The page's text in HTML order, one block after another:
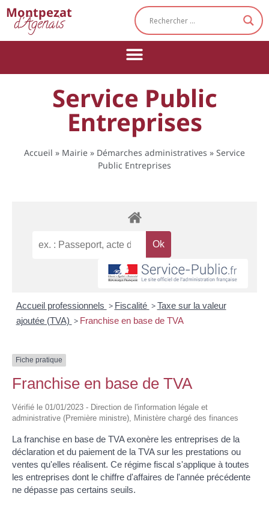
Montpezat
d'Agenais
Service Public
Entreprises
Accueil » Mairie » Démarches administratives » Service
Public Entreprises
Accueil professionnels > Fiscalité > Taxe sur la valeur
ajoutée (TVA) > Franchise en base de TVA
Fiche pratique
Franchise en base de TVA
Vérifié le 01/01/2023 - Direction de l'information légale et
administrative (Première ministre), Ministère chargé des finances
La franchise en base de TVA exonère les entreprises de la
déclaration et du paiement de la TVA sur les prestations ou
ventes qu'elles réalisent. Ce régime fiscal s'applique à toutes
les entreprises dont le chiffre d'affaires de l'année précédente
ne dépasse pas certains seuils.
Cookies management panel